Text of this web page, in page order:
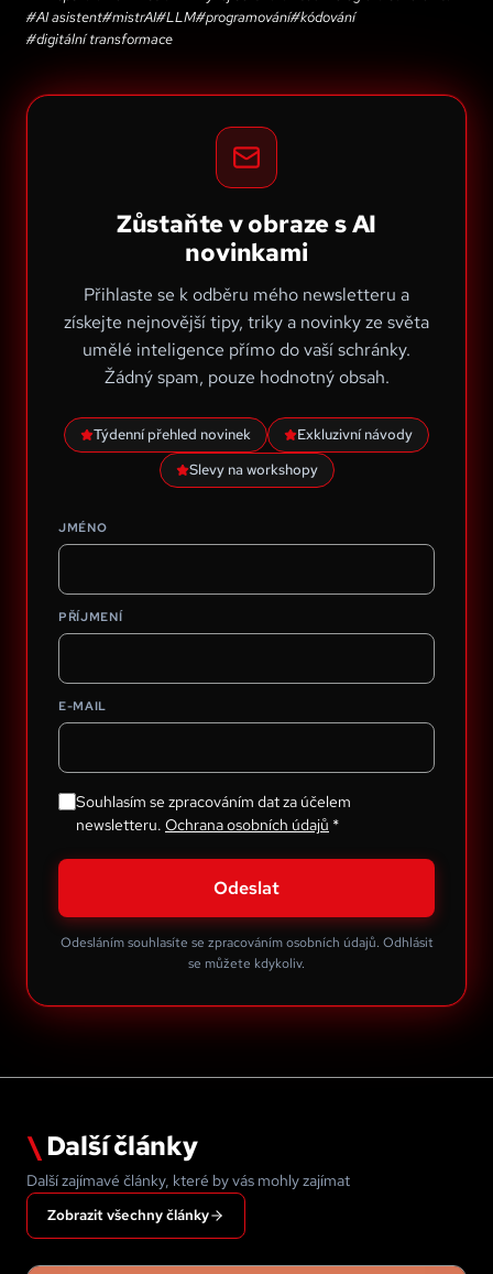
#AI asistent#mistrAI#LLM#programování#kódování
#digitální transformace
Zůstaňte v obraze s AI
novinkami
Přihlaste se k odběru mého newsletteru a
získejte nejnovější tipy, triky a novinky ze světa
umělé inteligence přímo do vaší schránky.
Žádný spam, pouze hodnotný obsah.
Týdenní přehled novinek
Exkluzivní návody
Slevy na workshopy
JMÉNO
PŘÍJMENÍ
E-MAIL
Souhlasím se zpracováním dat za účelem
newsletteru. Ochrana osobních údajů *
Odeslat
Odesláním souhlasíte se zpracováním osobních údajů. Odhlásit
se můžete kdykoliv.
\ Další články
Další zajímavé články, které by vás mohly zajímat
Zobrazit všechny články